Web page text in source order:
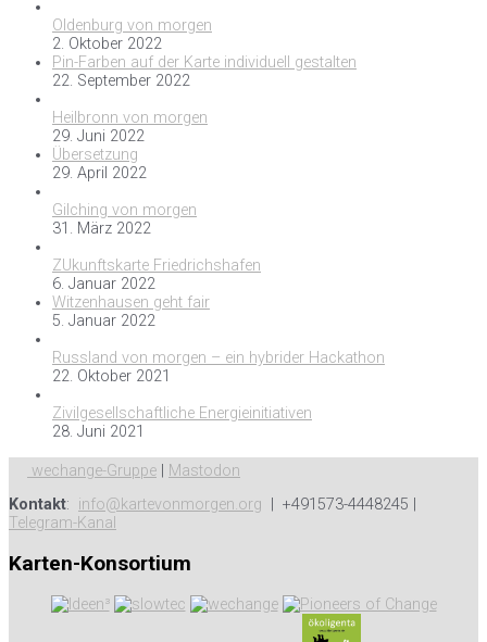
Oldenburg von morgen
2. Oktober 2022
Pin-Farben auf der Karte individuell gestalten
22. September 2022
Heilbronn von morgen
29. Juni 2022
Übersetzung
29. April 2022
Gilching von morgen
31. März 2022
ZUkunftskarte Friedrichshafen
6. Januar 2022
Witzenhausen geht fair
5. Januar 2022
Russland von morgen – ein hybrider Hackathon
22. Oktober 2021
Zivilgesellschaftliche Energieinitiativen
28. Juni 2021
wechange-Gruppe
Mastodon
Kontakt: info@kartevonmorgen.org | +491573-4448245 |
Telegram-Kanal
Karten-Konsortium